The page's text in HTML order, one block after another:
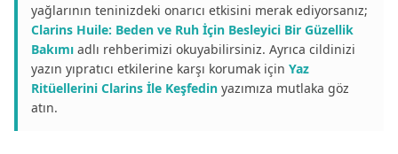
yağlarının teninizdeki onarıcı etkisini merak ediyorsanız;
Clarins Huile: Beden ve Ruh İçin Besleyici Bir Güzellik
Bakımı adlı rehberimizi okuyabilirsiniz. Ayrıca cildinizi
yazın yıpratıcı etkilerine karşı korumak için Yaz
Ritüellerini Clarins İle Keşfedin yazımıza mutlaka göz
atın.